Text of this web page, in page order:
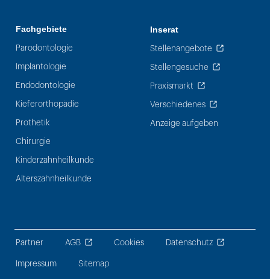
Fachgebiete
Parodontologie
Implantologie
Endodontologie
Kieferorthopädie
Prothetik
Chirurgie
Kinderzahnheilkunde
Alterszahnheilkunde
Inserat
Stellenangebote
Stellengesuche
Praxismarkt
Verschiedenes
Anzeige aufgeben
Partner AGB Cookies Datenschutz
Impressum Sitemap